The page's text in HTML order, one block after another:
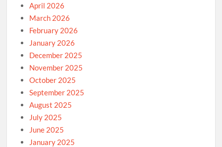
April 2026
March 2026
February 2026
January 2026
December 2025
November 2025
October 2025
September 2025
August 2025
July 2025
June 2025
January 2025